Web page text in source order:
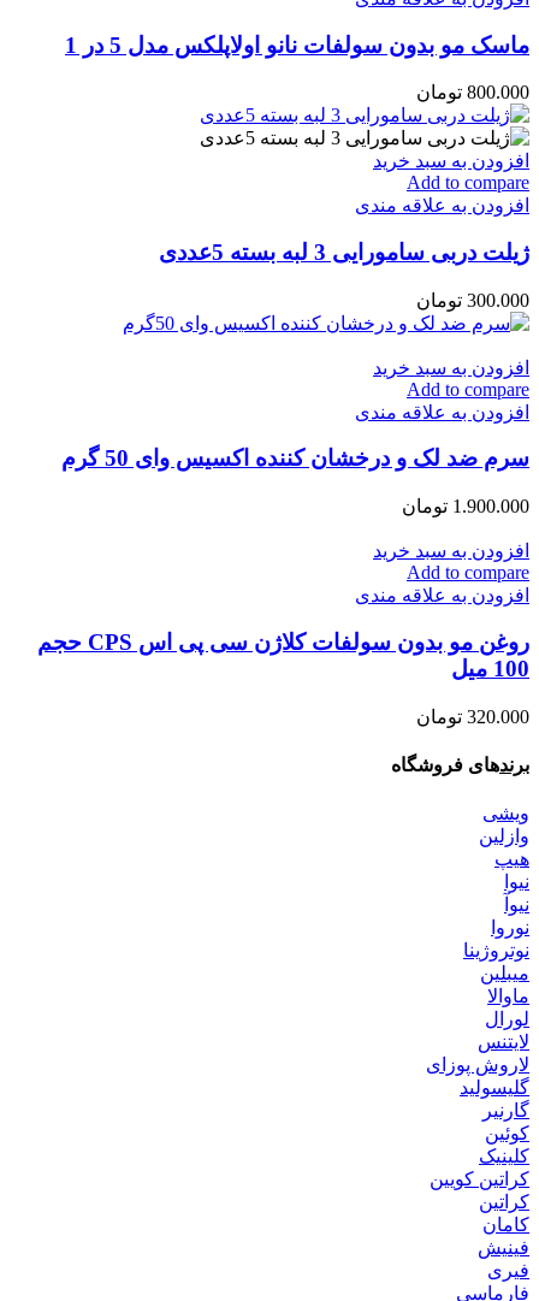
ماسک مو بدون سولفات نانو اولاپلکس مدل 5 در 1
800.000 تومان
افزودن به سبد خرید
Add to compare
افزودن به علاقه مندی
ژیلت دربی سامورایی 3 لبه بسته 5عددی
300.000 تومان
افزودن به سبد خرید
Add to compare
افزودن به علاقه مندی
سرم ضد لک و درخشان کننده اکسیس وای 50 گرم
1.900.000 تومان
افزودن به سبد خرید
Add to compare
افزودن به علاقه مندی
روغن مو بدون سولفات کلاژن سی پی اس CPS حجم
100 میل
320.000 تومان
برندهای فروشگاه
ویشی
وازلین
هیپ
نیوا
نیوآ
نوروا
نوتروژینا
میبلین
ماوالا
لورال
لایتنس
لاروش پوزای
گلیسولید
گارنیر
کوئین
کلینیک
کراتین کویین
کراتین
کامان
فینیش
فیری
فارماسی